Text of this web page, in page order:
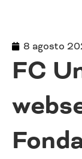
8 agosto
FC